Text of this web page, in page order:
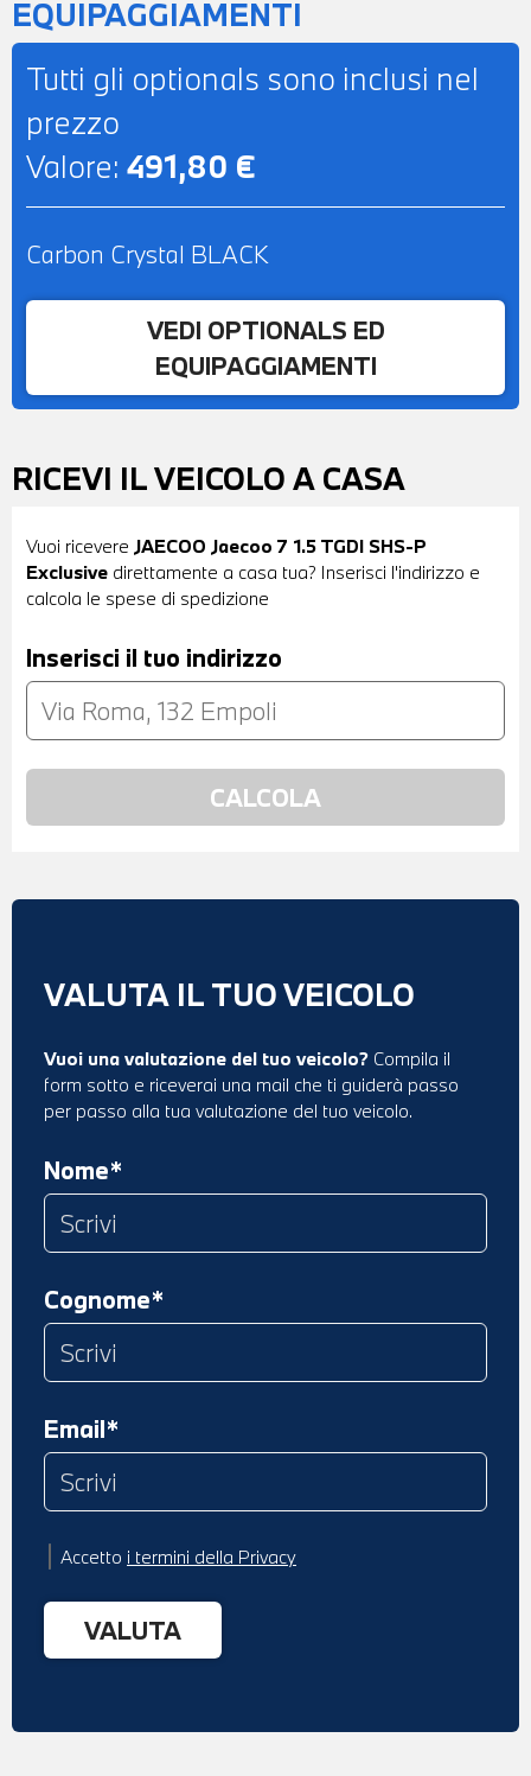
EQUIPAGGIAMENTI
Tutti gli optionals sono inclusi nel
prezzo
Valore: 491,80 €
Carbon Crystal BLACK
VEDI OPTIONALS ED
EQUIPAGGIAMENTI
RICEVI IL VEICOLO A CASA
Vuoi ricevere JAECOO Jaecoo 7 1.5 TGDI SHS-P
Exclusive direttamente a casa tua? Inserisci l'indirizzo e
calcola le spese di spedizione
Inserisci il tuo indirizzo
VALUTA IL TUO VEICOLO
Vuoi una valutazione del tuo veicolo? Compila il
form sotto e riceverai una mail che ti guiderà passo
per passo alla tua valutazione del tuo veicolo.
Nome*
Cognome*
Email*
Accetto i termini della Privacy